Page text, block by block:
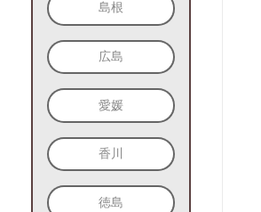
島根
広島
愛媛
香川
徳島